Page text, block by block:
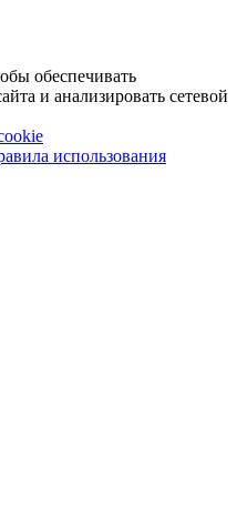
обеспечивать
и анализировать сетевой
использования